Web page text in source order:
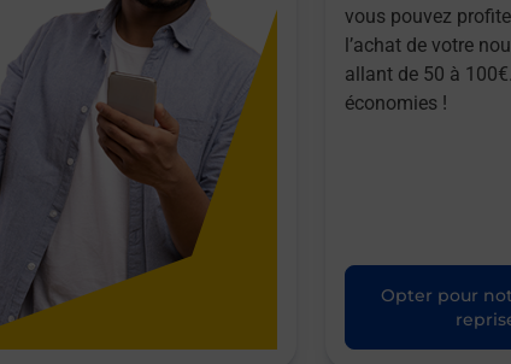
vous pouvez
l’achat de votre
allant de 50 à
économies !
Opter pour